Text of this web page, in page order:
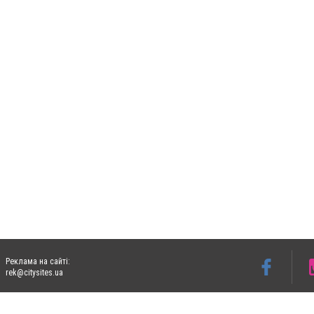
Реклама на сайті:
rek@citysites.ua